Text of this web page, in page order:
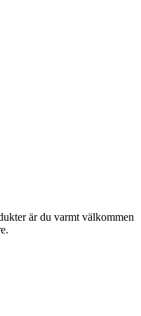
är du varmt välkommen